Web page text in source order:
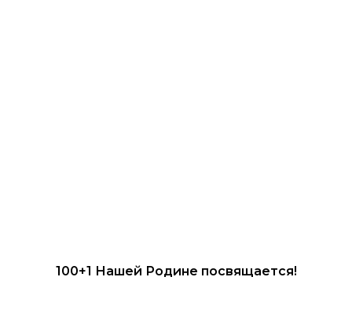
100+1 Нашей Родине посвящается!